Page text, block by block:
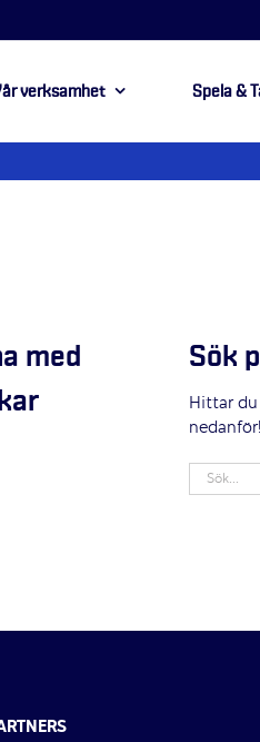
verksamhet Spela &
med
Sök
Hittar
nedanför!
Sök
efter: